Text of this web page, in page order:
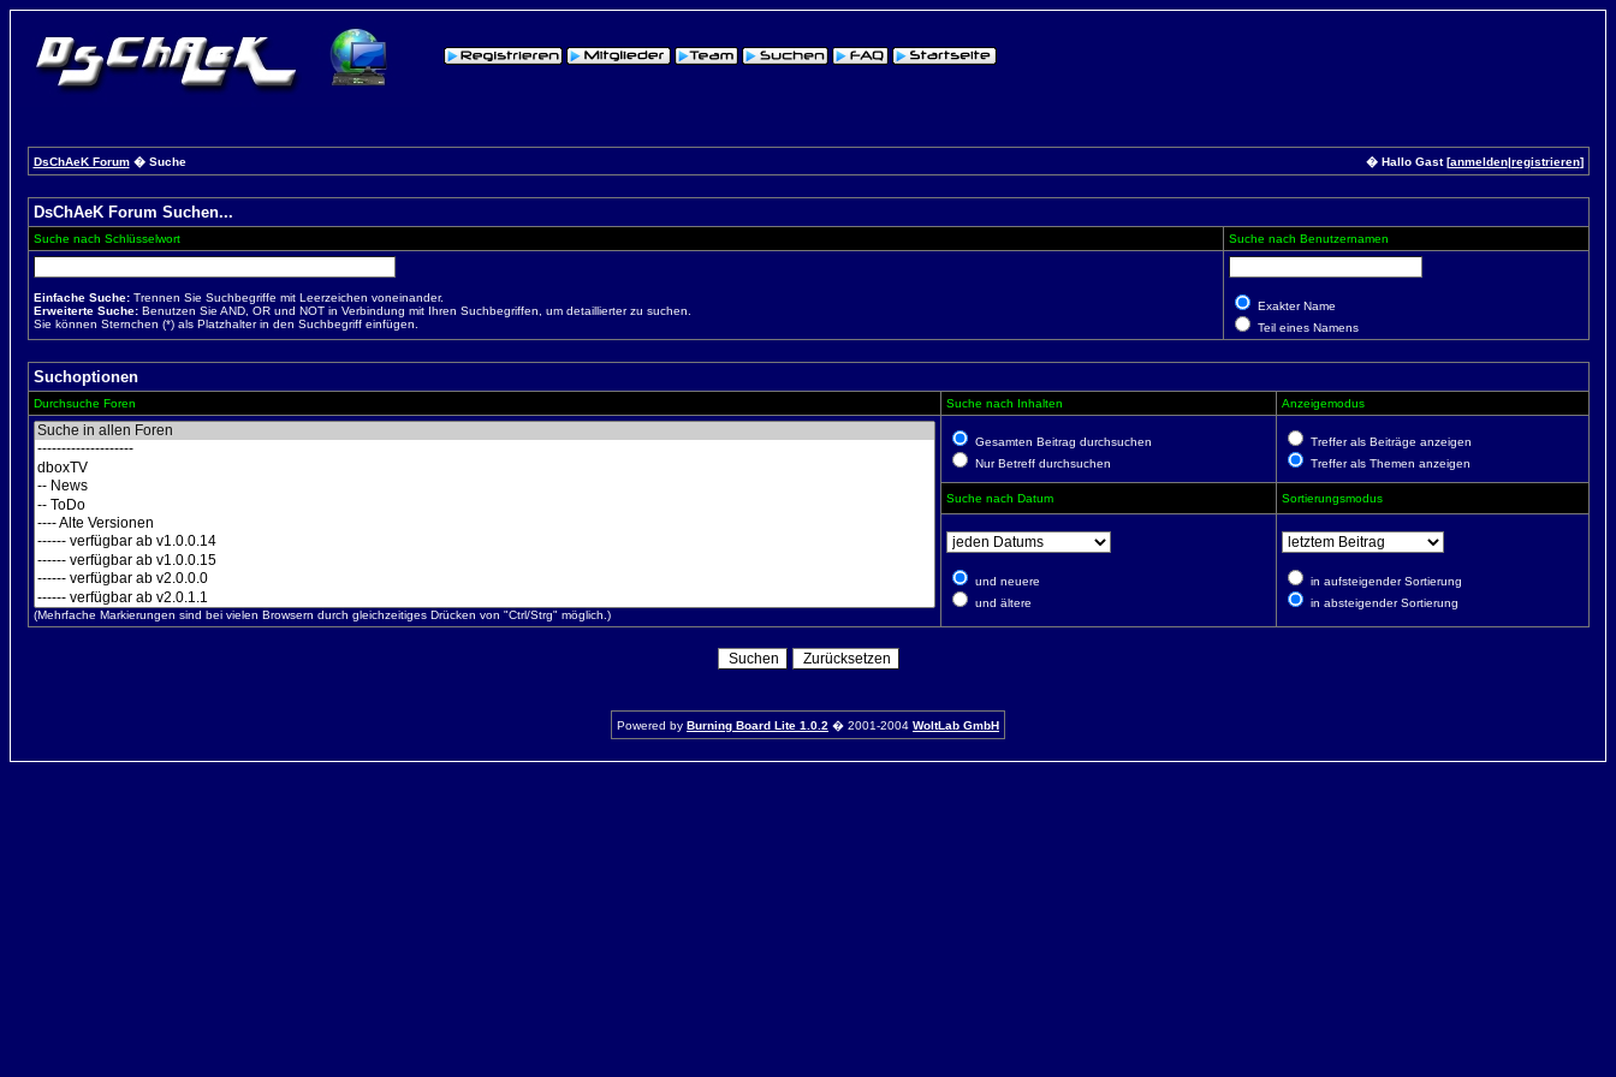
DsChAeK Forum� Suche � Hallo Gast [anmelden|registrieren]
DsChAeK Forum Suchen...
Suche nach Schlüsselwort Suche nach Benutzernamen
Einfache Suche:Trennen Sie Suchbegriffe mit Leerzeichen voneinander.
Erweiterte Suche:Benutzen Sie AND, OR und NOT in Verbindung mit Ihren Suchbegriffen, um detaillierter zu suchen.
Sie können Sternchen (*) als Platzhalter in den Suchbegriff einfügen.
Exakter Name
Teil eines Namens
Suchoptionen
Durchsuche Foren Suche nach Inhalten Anzeigemodus
(Mehrfache Markierungen sind bei vielen Browsern durch gleichzeitiges Drücken von "Ctrl/Strg" möglich.)
Gesamten Beitrag durchsuchen
Nur Betreff durchsuchen
Treffer als Beiträge anzeigen
Treffer als Themen anzeigen
Suche nach Datum Sortierungsmodus
und neuere
und ältere
in aufsteigender Sortierung
in absteigender Sortierung
Powered by Burning Board Lite 1.0.2 � 2001-2004 WoltLab GmbH